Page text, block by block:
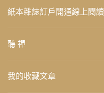
紙本雜誌訂戶開通線上閱讀
聽 禪
我的收藏文章